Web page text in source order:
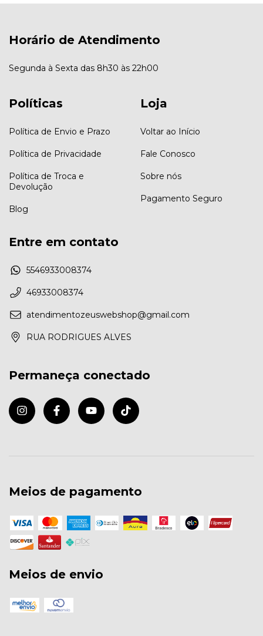
Horário de Atendimento
Segunda à Sexta das 8h30 às 22h00
Políticas
Política de Envio e Prazo
Política de Privacidade
Política de Troca e
Devolução
Blog
Loja
Voltar ao Início
Fale Conosco
Sobre nós
Pagamento Seguro
Entre em contato
5546933008374
46933008374
atendimentozeuswebshop@gmail.com
RUA RODRIGUES ALVES
Permaneça conectado
Meios de pagamento
Meios de envio